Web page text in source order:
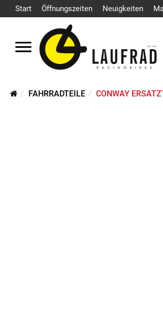
Start Öffnungszeiten Neuigkeiten
FAHRRADTEILE CONWAY